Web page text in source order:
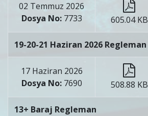
02 Temmuz 2026
Dosya No:7733 605.04 KB
19-20-21 Haziran 2026 Regleman
17 Haziran 2026
Dosya No:7690 508.88 KB
13+ Baraj Regleman